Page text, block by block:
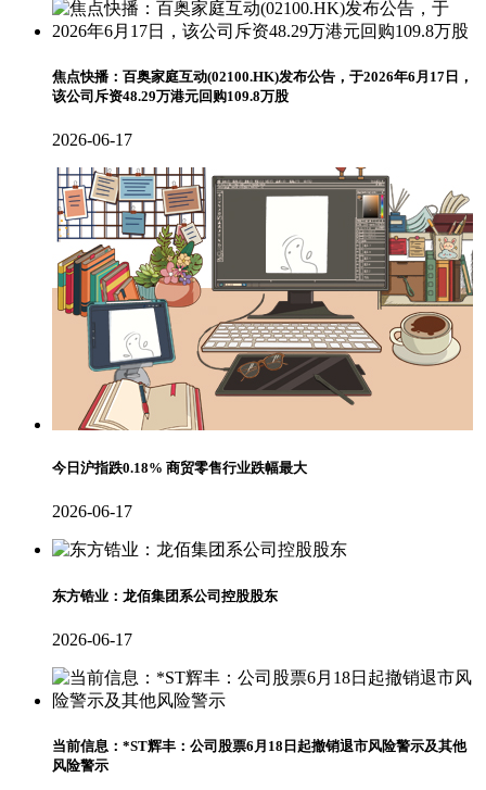
焦点快播：百奥家庭互动(02100.HK)发布公告，于2026年6月17日，
该公司斥资48.29万港元回购109.8万股
2026-06-17
今日沪指跌0.18% 商贸零售行业跌幅最大
2026-06-17
东方锆业：龙佰集团系公司控股股东
2026-06-17
当前信息：*ST辉丰：公司股票6月18日起撤销退市风险警示及其他
风险警示